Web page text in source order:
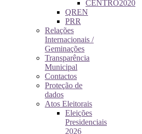
CENTRO2020
QREN
PRR
Relações
Internacionais /
Geminações
Transparência
Municipal
Contactos
Proteção de
dados
Atos Eleitorais
Eleições
Presidenciais
2026